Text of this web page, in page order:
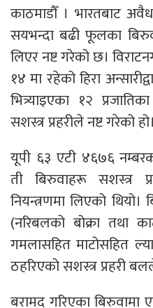
काठमाडौँ । भारतबाट
सयभन्दा बढी फूलका
लिएर नष्ट गरेको छ।
१४ मा रहेको हिरा
भित्र्याइएका १२
सशस्त्र प्रहरीले नष्ट गरेको हो।
यूपी ६३ एटी ४६७६
ती बिरुवाहरू सशस्त्र
नियन्त्रणमा लिएको
(नरिबलको बोक्रा तथा
गमलासहित माटोसहित
ठहरिएको सशस्त्र प्रहरी
बरामद गरिएका बिरुवामा